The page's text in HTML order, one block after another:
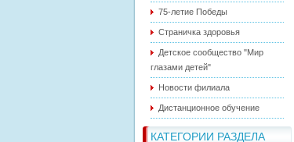
75-летие Победы
Страничка здоровья
Детское сообщество "Мир
глазами детей"
Новости филиала
Дистанционное обучение
КАТЕГОРИИ РАЗДЕЛА